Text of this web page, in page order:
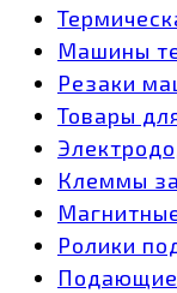
Машины
Резаки
Товары
Клеммы
Ролики